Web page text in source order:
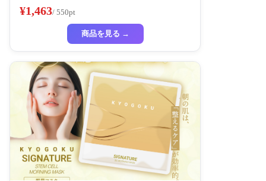
チン 保湿
¥1,463/ 550pt
商品を見る →